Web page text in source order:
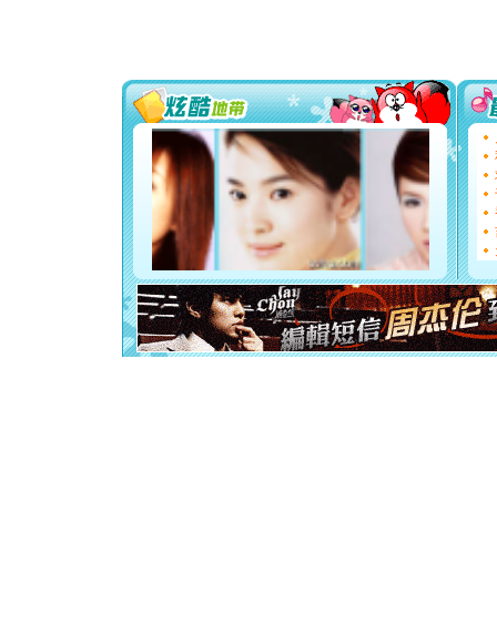
你太多，
要平安
[圣诞节]
能正大
都要快乐
[圣诞节]
如意,快
[元旦]
断电。
你是我
[元旦]如
起；二是
离。水晶
[元旦]当
泣，这痛